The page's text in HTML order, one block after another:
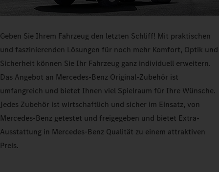
Geben Sie Ihrem Fahrzeug den letzten Schliff! Mit praktischen
und faszinierenden Lösungen für noch mehr Komfort, Optik und
Sicherheit können Sie Ihr Fahrzeug ganz individuell erweitern.
Das Angebot an Mercedes-Benz Original-Zubehör ist
umfangreich und bietet Ihnen viel Spielraum für Ihre Wünsche.
Jedes Zubehör ist wirtschaftlich und sicher im Einsatz, von
Mercedes-Benz getestet und freigegeben und bietet Extra-
Ausstattung in Mercedes-Benz Qualität zu einem attraktiven
Preis.